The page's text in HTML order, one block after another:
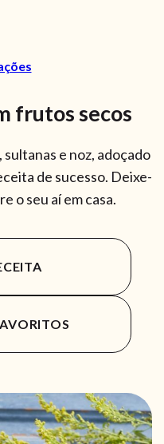
frutos secos
e noz, adoçado
de sucesso. Deixe-
o seu aí em casa.